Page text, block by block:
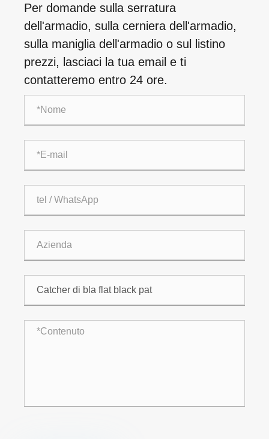
Per domande sulla serratura
dell'armadio, sulla cerniera dell'armadio,
sulla maniglia dell'armadio o sul listino
prezzi, lasciaci la tua email e ti
contatteremo entro 24 ore.